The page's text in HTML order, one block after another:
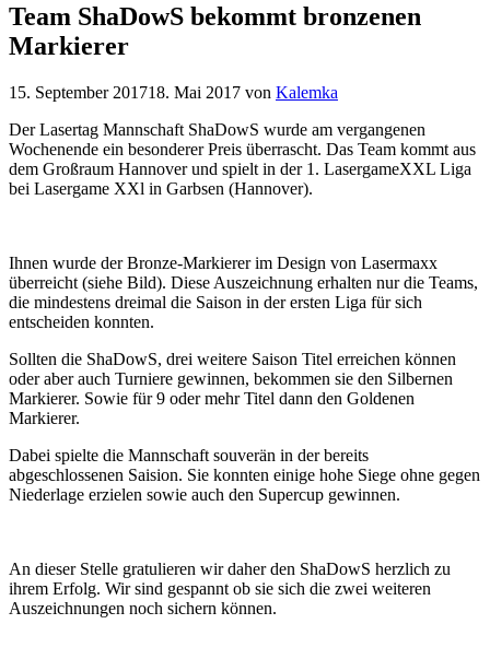
Team ShaDowS bekommt bronzenen
Markierer
15. September 201718. Mai 2017 von Kalemka
Der Lasertag Mannschaft ShaDowS wurde am vergangenen
Wochenende ein besonderer Preis überrascht. Das Team kommt aus
dem Großraum Hannover und spielt in der 1. LasergameXXL Liga
bei Lasergame XXl in Garbsen (Hannover).
Ihnen wurde der Bronze-Markierer im Design von Lasermaxx
überreicht (siehe Bild). Diese Auszeichnung erhalten nur die Teams,
die mindestens dreimal die Saison in der ersten Liga für sich
entscheiden konnten.
Sollten die ShaDowS, drei weitere Saison Titel erreichen können
oder aber auch Turniere gewinnen, bekommen sie den Silbernen
Markierer. Sowie für 9 oder mehr Titel dann den Goldenen
Markierer.
Dabei spielte die Mannschaft souverän in der bereits
abgeschlossenen Saision. Sie konnten einige hohe Siege ohne gegen
Niederlage erzielen sowie auch den Supercup gewinnen.
An dieser Stelle gratulieren wir daher den ShaDowS herzlich zu
ihrem Erfolg. Wir sind gespannt ob sie sich die zwei weiteren
Auszeichnungen noch sichern können.